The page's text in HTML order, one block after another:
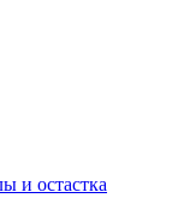
и остастка